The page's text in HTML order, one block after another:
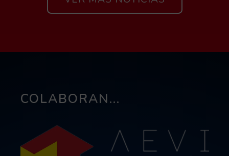
COLABORAN...